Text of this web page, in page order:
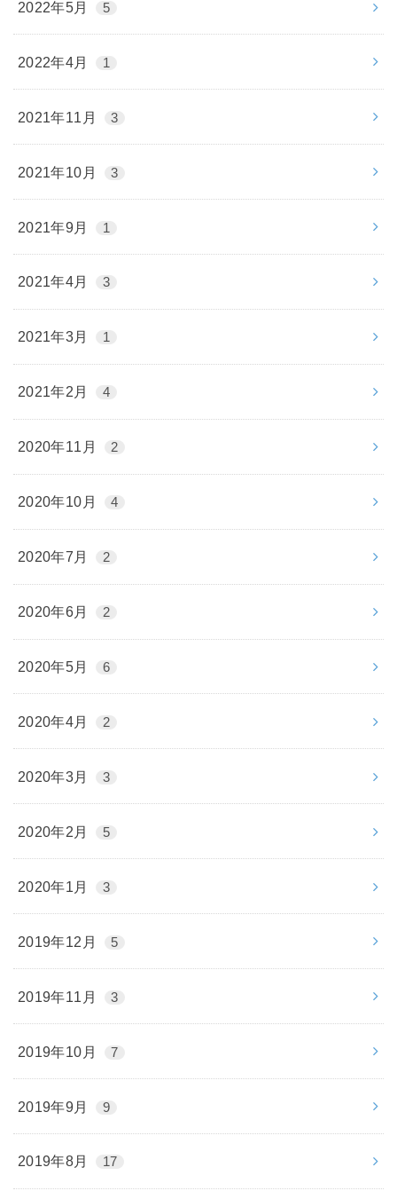
2022年5月 5
2022年4月 1
2021年11月 3
2021年10月 3
2021年9月 1
2021年4月 3
2021年3月 1
2021年2月 4
2020年11月 2
2020年10月 4
2020年7月 2
2020年6月 2
2020年5月 6
2020年4月 2
2020年3月 3
2020年2月 5
2020年1月 3
2019年12月 5
2019年11月 3
2019年10月 7
2019年9月 9
2019年8月 17